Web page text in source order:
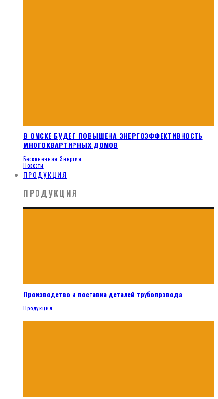
В ОМСКЕ БУДЕТ ПОВЫШЕНА ЭНЕРГОЭФФЕКТИВНОСТЬ
МНОГОКВАРТИРНЫХ ДОМОВ
Бесконечная Энергия
Новости
ПРОДУКЦИЯ
ПРОДУКЦИЯ
Производство и поставка деталей трубопровода
Продукция